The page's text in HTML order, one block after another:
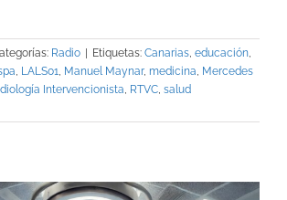
Radio Etiquetas: Canarias, educación,
, LALS01, Manuel Maynar, medicina, Mercedes
Intervencionista, RTVC, salud